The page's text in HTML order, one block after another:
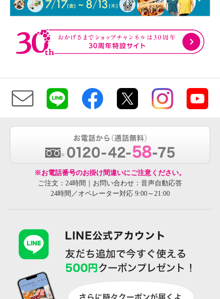
※お電話番号のお掛け間違いにご注意ください。
ご注文：24時間｜お問い合わせ：音声自動応答
24時間／オペレーター対応 9:00～21:00